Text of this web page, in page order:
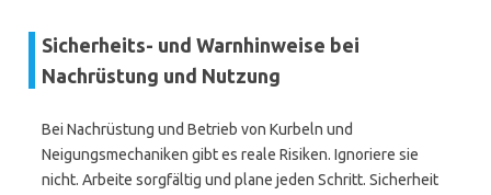
Sicherheits- und Warnhinweise bei
Nachrüstung und Nutzung
Bei Nachrüstung und Betrieb von Kurbeln und
Neigungsmechaniken gibt es reale Risiken. Ignoriere sie
nicht. Arbeite sorgfältig und plane jeden Schritt. Sicherheit